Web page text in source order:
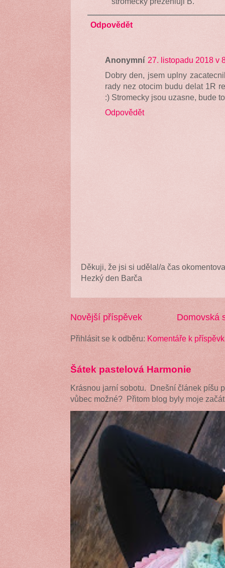
Odpovědět
Anonymní 27. listopadu 2018 v
Dobry den, jsem uplny
rady nez otocim budu delat 1R
:) Stromecky jsou uzasne, bude
Odpovědět
Děkuji, že jsi si udělal/a čas
Hezký den Barča
Novější příspěvek Domovská
Přihlásit se k odběru: Komentáře k
Šátek pastelová Harmonie
Krásnou jarní sobotu. Dnešní článek píšu
vůbec možné? Přitom blog byly moje